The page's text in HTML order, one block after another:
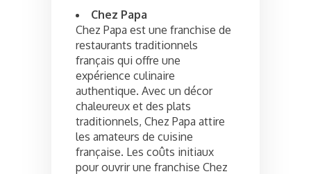
Chez Papa
Chez Papa est une franchise de
restaurants traditionnels
français qui offre une
expérience culinaire
authentique. Avec un décor
chaleureux et des plats
traditionnels, Chez Papa attire
les amateurs de cuisine
française. Les coûts initiaux
pour ouvrir une franchise Chez